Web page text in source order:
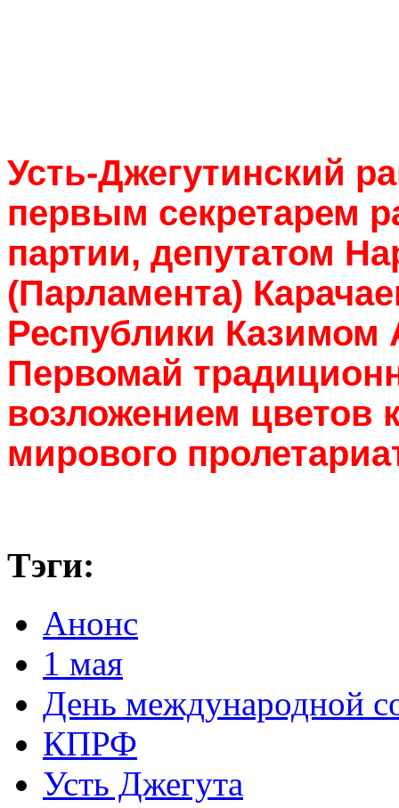
Усть-Джегутинский
первым секретарем
партии, депутатом
(Парламента)
Республики Казимом
Первомай
возложением цветов
мирового
Тэги:
Анонс
1 мая
День международной
КПРФ
Усть Джегута